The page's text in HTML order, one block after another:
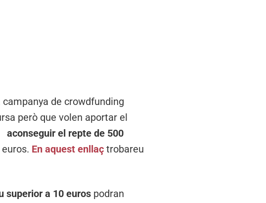
campanya de crowdfunding
però que volen aportar el
aconseguir el repte de 500
En aquest enllaçtrobareu
superior a 10 euros podran